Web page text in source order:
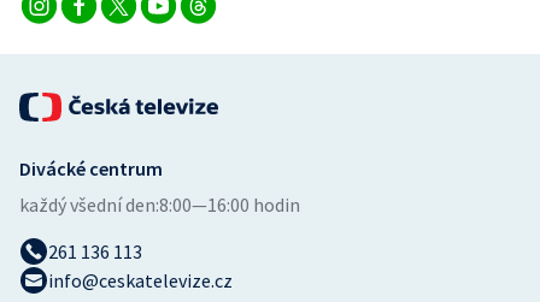
Divácké centrum
každý všední den:8:00—16:00 hodin
261 136 113
info@ceskatelevize.cz